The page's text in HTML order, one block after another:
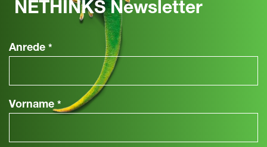
NETHINKS Newsletter
Anrede *
Vorname *